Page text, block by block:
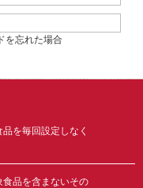
を忘れた場合
を毎回設定しなく
品を含まないその